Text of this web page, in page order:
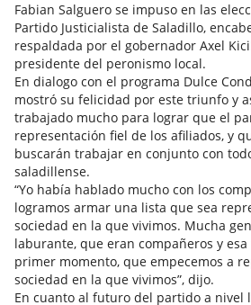
Fabian Salguero se impuso en las
Partido Justicialista de Saladillo,
respaldada por el gobernador Axel
presidente del peronismo local.
En dialogo con el programa Dulce
mostró su felicidad por este triunfo y
trabajado mucho para lograr que el
representación fiel de los afiliados, y
buscarán trabajar en conjunto con
saladillense.
“Yo había hablado mucho con los
logramos armar una lista que sea
sociedad en la que vivimos. Mucha
laburante, que eran compañeros y
primer momento, que empecemos a
sociedad en la que vivimos”, dijo.
En cuanto al futuro del partido a nivel